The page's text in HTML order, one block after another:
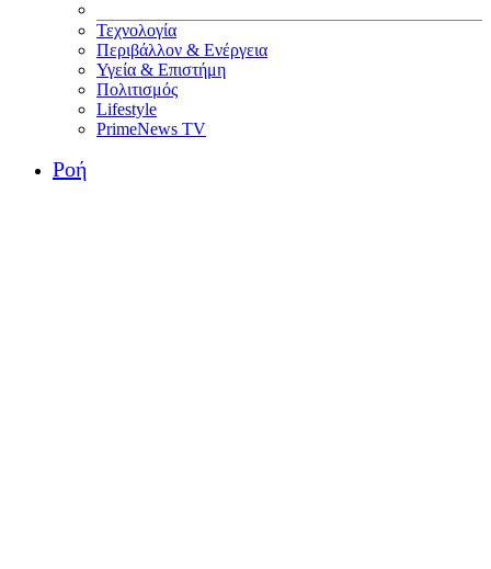
Τεχνολογία
Περιβάλλον & Ενέργεια
Υγεία & Επιστήμη
Πολιτισμός
Lifestyle
PrimeNews TV
Ροή